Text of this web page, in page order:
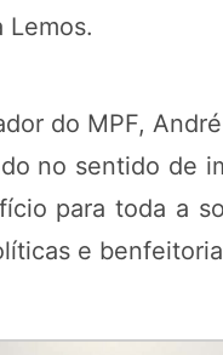
Lemos.
do MPF,
no sentido de
para toda a
e